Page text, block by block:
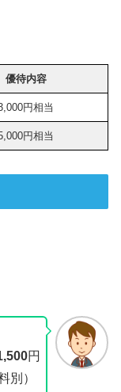
優待内容
円相当
円相当
円
）